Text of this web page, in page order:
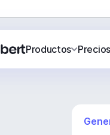
Productos Precios